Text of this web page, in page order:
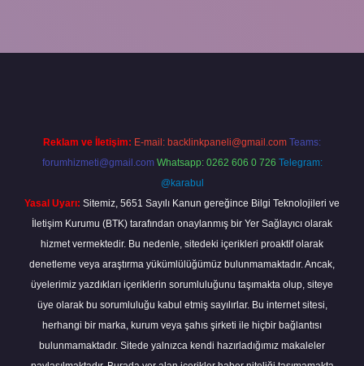
Reklam ve İletişim: E-mail: backlinkpaneli@gmail.com Teams:
forumhizmeti@gmail.com Whatsapp: 0262 606 0 726 Telegram:
@karabul
Yasal Uyarı: Sitemiz, 5651 Sayılı Kanun gereğince Bilgi Teknolojileri ve
İletişim Kurumu (BTK) tarafından onaylanmış bir Yer Sağlayıcı olarak
hizmet vermektedir. Bu nedenle, sitedeki içerikleri proaktif olarak
denetleme veya araştırma yükümlülüğümüz bulunmamaktadır. Ancak,
üyelerimiz yazdıkları içeriklerin sorumluluğunu taşımakta olup, siteye
üye olarak bu sorumluluğu kabul etmiş sayılırlar. Bu internet sitesi,
herhangi bir marka, kurum veya şahıs şirketi ile hiçbir bağlantısı
bulunmamaktadır. Sitede yalnızca kendi hazırladığımız makaleler